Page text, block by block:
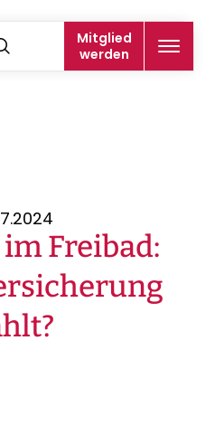
Mitglied
werden
Freibad: